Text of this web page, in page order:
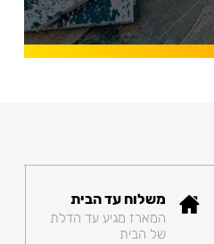
משלוח עד הבית
המארז מגיע עד הדלת
של הבית